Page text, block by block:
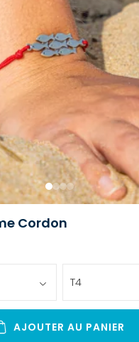
1 234
Cordon
T4
AJOUTER AU PANIER